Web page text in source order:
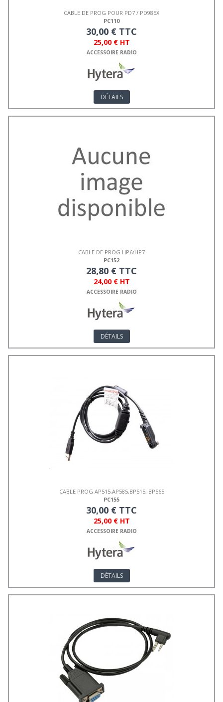
CABLE DE PROG POUR PD7 / PD985X
PC110
30,00 € TTC
25,00 € HT
ACCESSOIRE RADIO
DÉTAILS
CABLE DE PROG HP6/HP7
PC152
28,80 € TTC
24,00 € HT
ACCESSOIRE RADIO
DÉTAILS
CABLE PROG AP515,AP585,BP515, BP565
PC155
30,00 € TTC
25,00 € HT
ACCESSOIRE RADIO
DÉTAILS